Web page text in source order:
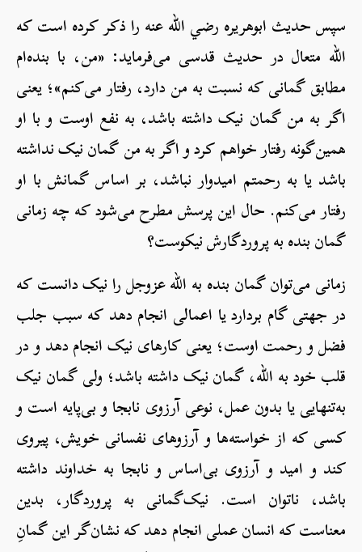
سپس حدیث ابوهریره رضي الله عنه را ذکر کرده است که
الله متعال در حدیث قدسی می‌فرماید: «من، با بنده‌ام
مطابق گمانی که نسبت به من دارد، رفتار می‌کنم»؛ یعنی
اگر به من گمان نیک داشته باشد، به نفع اوست و با او
همین‌گونه رفتار خواهم کرد و اگر به من گمان نیک نداشته
باشد یا به رحمتم امیدوار نباشد، بر اساس گمانش با او
رفتار می‌کنم. حال این پرسش مطرح می‌شود که چه زمانی
گمان بنده به پروردگارش نیکوست؟
زمانی می‌توان گمان بنده به الله عزوجل را نیک دانست که
در جهتی گام بردارد یا اعمالی انجام دهد که سبب جلب
فضل و رحمت اوست؛ یعنی کارهای نیک انجام دهد و در
قلب خود به الله، گمان نیک داشته باشد؛ ولی گمان نیک
به‌تنهایی یا بدون عمل، نوعی آرزوی نابجا و بی‌پایه است و
کسی که از خواسته‌ها و آرزوهای نفسانی خویش، پیروی
کند و امید و آرزوی بی‌اساس و نابجا به خداوند داشته
باشد، ناتوان است. نیک‌گمانی به پروردگار، بدین
معناست که انسان عملی انجام دهد که نشان‌گر این گمانِ